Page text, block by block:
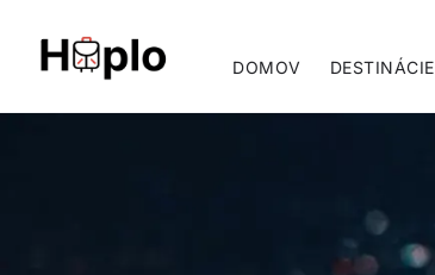
DOMOV DESTINÁCIE